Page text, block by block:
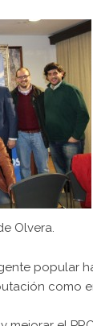
Olvera.
popular
como